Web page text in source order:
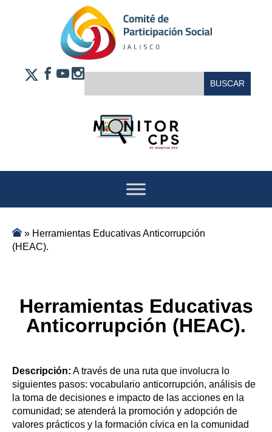
» Herramientas Educativas Anticorrupción
(HEAC).
Herramientas Educativas
Anticorrupción (HEAC).
Descripción: A través de una ruta que involucra lo
siguientes pasos: vocabulario anticorrupción, análisis de
la toma de decisiones e impacto de las acciones en la
comunidad; se atenderá la promoción y adopción de
valores prácticos y la formación cívica en la comunidad